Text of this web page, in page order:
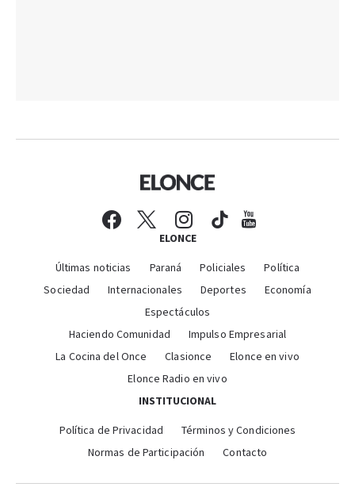
ELONCE
Últimas noticias Paraná Policiales
Política
Sociedad
Internacionales Deportes
Economía
Espectáculos
Haciendo Comunidad
Impulso Empresarial
La Cocina del Once
Clasionce
Elonce en vivo
Elonce Radio en vivo
INSTITUCIONAL
Política de Privacidad
Términos y Condiciones
Normas de Participación
Contacto